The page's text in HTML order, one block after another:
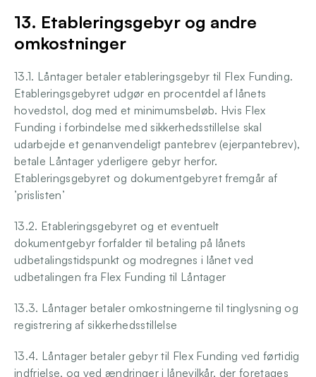
13. Etableringsgebyr og andre
omkostninger
13.1. Låntager betaler etableringsgebyr til Flex Funding.
Etableringsgebyret udgør en procentdel af lånets
hovedstol, dog med et minimumsbeløb. Hvis Flex
Funding i forbindelse med sikkerhedsstillelse skal
udarbejde et genanvendeligt pantebrev (ejerpantebrev),
betale Låntager yderligere gebyr herfor.
Etableringsgebyret og dokumentgebyret fremgår af
’prislisten’
13.2. Etableringsgebyret og et eventuelt
dokumentgebyr forfalder til betaling på lånets
udbetalingstidspunkt og modregnes i lånet ved
udbetalingen fra Flex Funding til Låntager
13.3. Låntager betaler omkostningerne til tinglysning og
registrering af sikkerhedsstillelse
13.4. Låntager betaler gebyr til Flex Funding ved førtidig
indfrielse, og ved ændringer i lånevilkår, der foretages